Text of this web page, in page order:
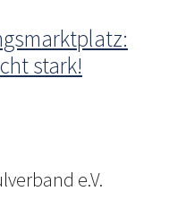
stark!
e.V.